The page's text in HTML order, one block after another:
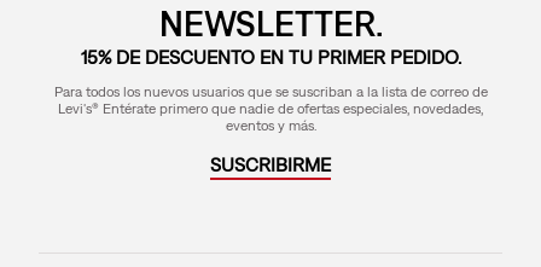
NEWSLETTER.
15% DE DESCUENTO EN TU PRIMER PEDIDO.
Para todos los nuevos usuarios que se suscriban a la lista de correo de
Levi's® Entérate primero que nadie de ofertas especiales, novedades,
eventos y más.
SUSCRIBIRME